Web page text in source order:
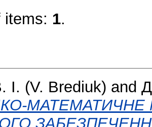
items: 1.
І. (V. Brediuk) and
ЗАБЕЗПЕЧЕННЯ